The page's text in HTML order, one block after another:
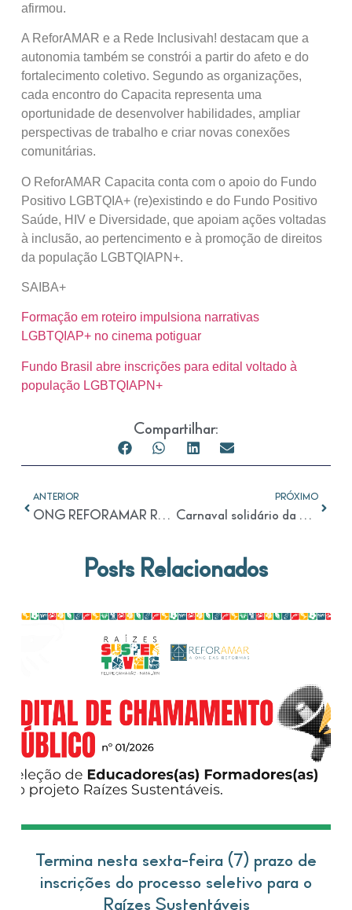
afirmou.
A ReforAMAR e a Rede Inclusivah! destacam que a
autonomia também se constrói a partir do afeto e do
fortalecimento coletivo. Segundo as organizações,
cada encontro do Capacita representa uma
oportunidade de desenvolver habilidades, ampliar
perspectivas de trabalho e criar novas conexões
comunitárias.
O ReforAMAR Capacita conta com o apoio do Fundo
Positivo LGBTQIA+ (re)existindo e do Fundo Positivo
Saúde, HIV e Diversidade, que apoiam ações voltadas
à inclusão, ao pertencimento e à promoção de direitos
da população LGBTQIAPN+.
SAIBA+
Formação em roteiro impulsiona narrativas
LGBTQIAP+ no cinema potiguar
Fundo Brasil abre inscrições para edital voltado à
população LGBTQIAPN+
Compartilhar:
ANTERIOR
ONG REFORAMAR REALIZA 7ª FEIJOADA BENEFICENTE
PRÓXIMO
Carnaval solidário da ONG ReforAMAR acontece neste sábado | NOVO Notícias
Posts Relacionados
Termina nesta sexta-feira (7) prazo de
inscrições do processo seletivo para o
Raízes Sustentáveis